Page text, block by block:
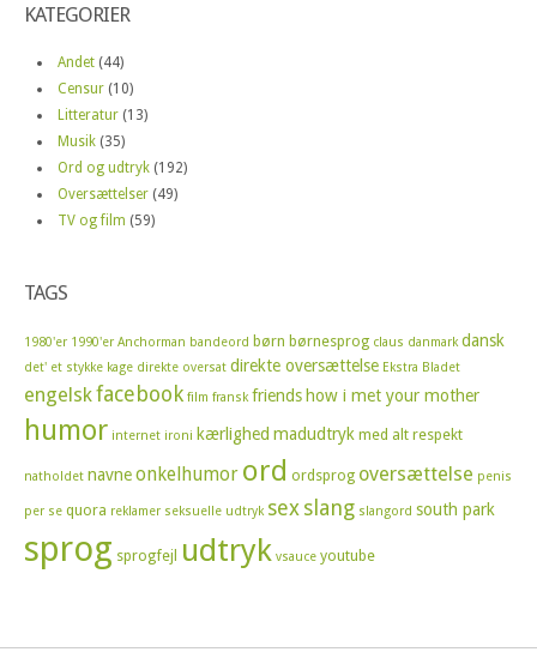
KATEGORIER
Andet (44)
Censur (10)
Litteratur (13)
Musik (35)
Ord og udtryk (192)
Oversættelser (49)
TV og film (59)
TAGS
1980'er 1990'er Anchorman bandeord børn børnesprog claus danmark dansk
det' et stykke kage direkte oversat direkte oversættelse Ekstra Bladet
engelskfacebook film fransk friends how i met your mother
humor internet ironi kærlighed madudtryk med alt respekt
natholdet navneonkelhumor ord ordsprog oversættelse penis
per se quora reklamer seksuelle udtryk sexslang slangord south park
sprog sprogfejl udtryk vsauce youtube